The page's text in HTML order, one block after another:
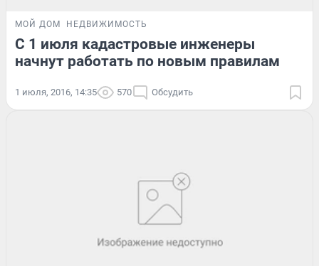
МОЙ ДОМ НЕДВИЖИМОСТЬ
С 1 июля кадастровые инженеры
начнут работать по новым правилам
1 июля, 2016, 14:35 570 Обсудить